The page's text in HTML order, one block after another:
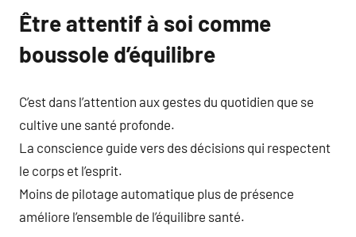
Être attentif à soi comme
boussole d’équilibre
C’est dans l’attention aux gestes du quotidien que se
cultive une santé profonde.
La conscience guide vers des décisions qui respectent
le corps et l’esprit.
Moins de pilotage automatique plus de présence
améliore l’ensemble de l’équilibre santé.